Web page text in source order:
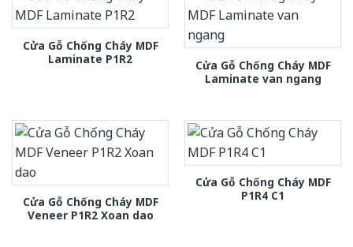
Cửa Gỗ Chống Cháy MDF
Laminate P1R2
Cửa Gỗ Chống Cháy MDF
Laminate van ngang
Cửa Gỗ Chống Cháy MDF
Veneer P1R2 Xoan dao
Cửa Gỗ Chống Cháy MDF
P1R4 C1